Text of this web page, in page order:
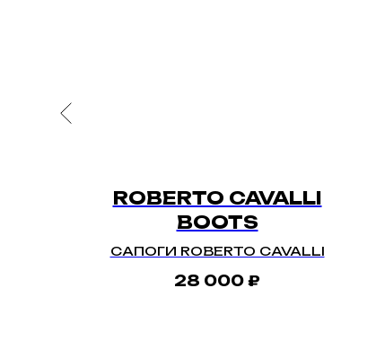
ROBERTO CAVALLI
BOOTS
САПОГИ ROBERTO CAVALLI
28 000 ₽